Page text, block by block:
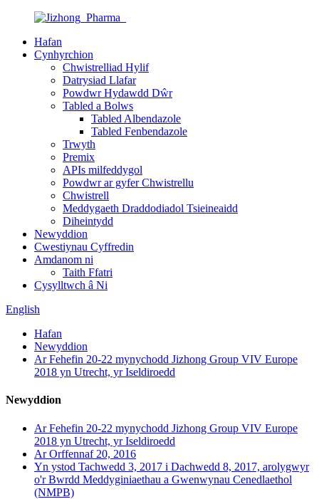
Hafan
Cynhyrchion
Chwistrelliad Hylif
Datrysiad Llafar
Powdwr Hydawdd Dŵr
Tabled a Bolws
Tabled Albendazole
Tabled Fenbendazole
Trwyth
Premix
APIs milfeddygol
Powdwr ar gyfer Chwistrellu
Chwistrell
Meddygaeth Draddodiadol Tsieineaidd
Diheintydd
Newyddion
Cwestiynau Cyffredin
Amdanom ni
Taith Ffatri
Cysylltwch â Ni
English
Hafan
Newyddion
Ar Fehefin 20-22 mynychodd Jizhong Group VIV Europe
2018 yn Utrecht, yr Iseldiroedd
Newyddion
Ar Fehefin 20-22 mynychodd Jizhong Group VIV Europe
2018 yn Utrecht, yr Iseldiroedd
Ar Orffennaf 20, 2016
Yn ystod Tachwedd 3, 2017 i Dachwedd 8, 2017, arolygwyr
o'r Bwrdd Meddyginiaethau a Gwenwynau Cenedlaethol
(NMPB)